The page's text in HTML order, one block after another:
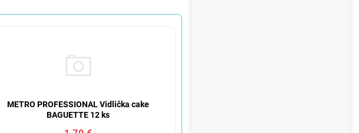
METRO PROFESSIONAL Vidlička cake
BAGUETTE 12 ks